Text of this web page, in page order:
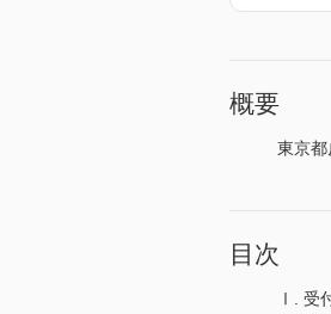
概要
東京都
目次
Ⅰ. 受